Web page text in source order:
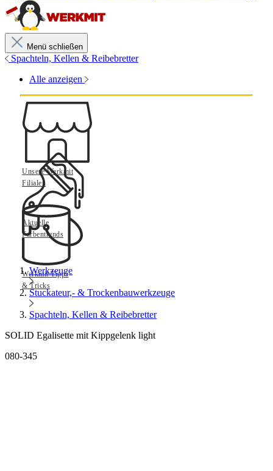
Menü schließen
Spachteln, Kellen & Reibebretter
Alle anzeigen
Unsere Werkmit
Filialen
Aktuelle
Farbentrends
Werkmit Tipps
& Tricks
Werkzeuge
Stuckateur,- & Trockenbauwerkzeuge
Spachteln, Kellen & Reibebretter
SOLID Egalisette mit Kippgelenk light
080-345